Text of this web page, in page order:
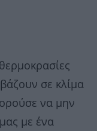
σε κλίμα
να μην
μας με ένα